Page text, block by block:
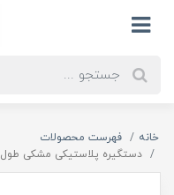
خانه
فهرست محصولات
دستگیره پلاستیکی مشکی طول 20 سانتی‌متر کد 00202678